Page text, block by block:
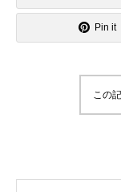
Pin it
この